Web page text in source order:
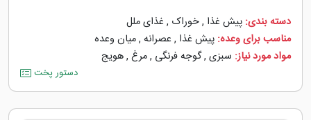
دسته بندی: پیش غذا ,خوراک , غذای ملل
مناسب برای وعده: پیش غذا , عصرانه ,میان وعده
مواد مورد نیاز: سبزی ,گوجه ‌فرنگی ,مرغ ,هویج
دستور پخت